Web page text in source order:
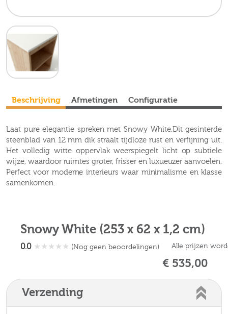
Beschrijving Afmetingen Configuratie
Laat pure elegantie spreken met Snowy White.Dit gesinterde
steenblad van 12 mm dik straalt tijdloze rust en verfijning uit.
Het volledig witte oppervlak weerspiegelt licht op subtiele
wijze, waardoor ruimtes groter, frisser en luxueuzer aanvoelen.
Perfect voor moderne interieurs waar minimalisme en klasse
samenkomen.
Snowy White (253 x 62 x 1,2 cm)
0.0 ★ ★ ★ ★ ★ (Nog geen beoordelingen) Alle prijzen
€ 535,00
Verzending